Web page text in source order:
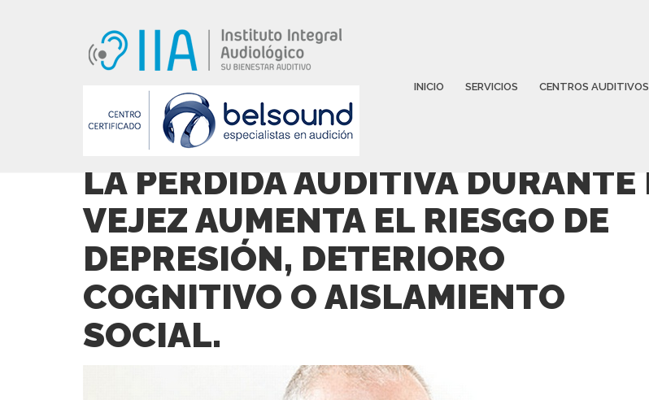
INICIO SERVICIOS CENTROS
LA PÉRDIDA AUDITIVA DURANTE
VEJEZ AUMENTA EL RIESGO DE
DEPRESIÓN, DETERIORO
COGNITIVO O AISLAMIENTO
SOCIAL.